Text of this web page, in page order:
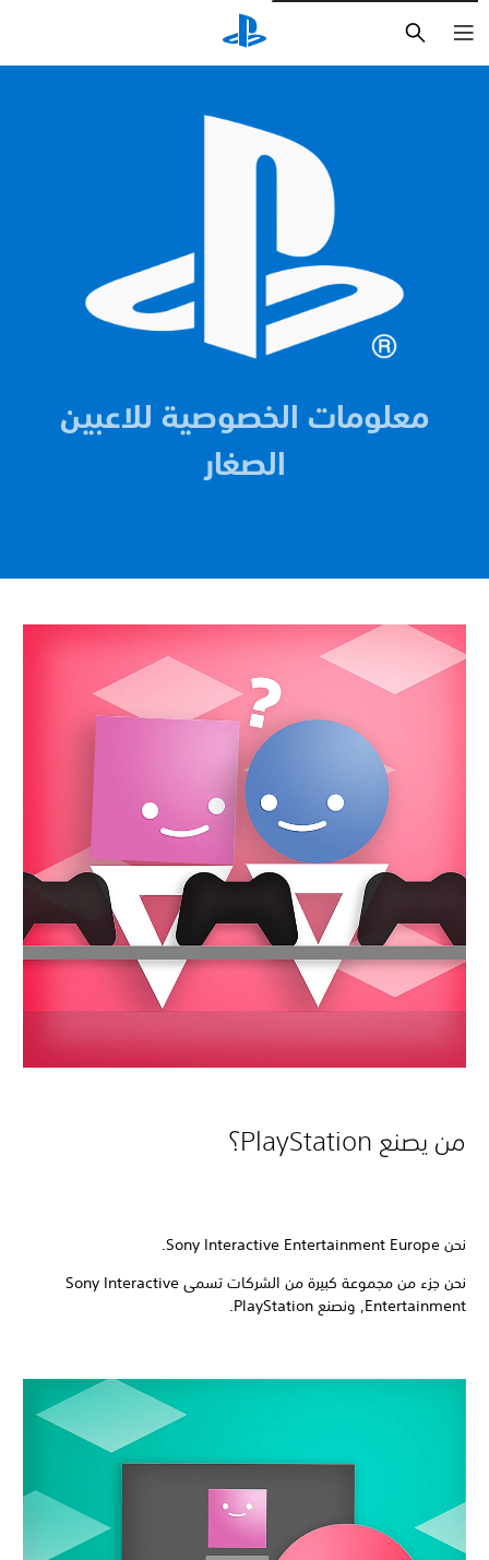
معلومات الخصوصية للاعبين
الصغار
من يصنع PlayStation‏؟
نحن Sony Interactive Entertainment Europe.‏
نحن جزء من مجموعة كبيرة من الشركات تسمى Sony Interactive
Entertainment, ونصنع PlayStation‏.